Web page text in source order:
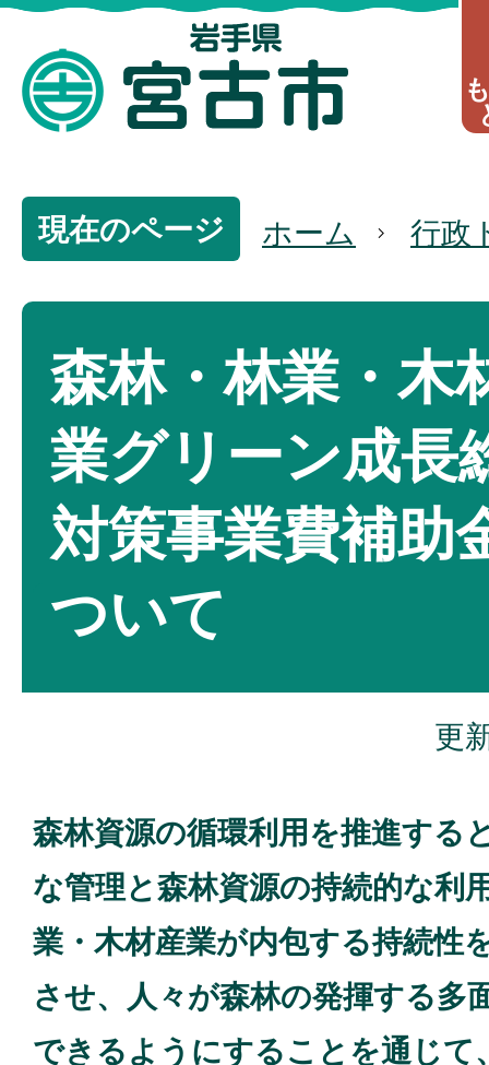
現在のページ ホーム 行政
森林・林業・木
業グリーン成長
対策事業費補助
ついて
更
森林資源の循環利用を推進する
な管理と森林資源の持続的な利
業・木材産業が内包する持続性
させ、人々が森林の発揮する多
できるようにすることを通じて